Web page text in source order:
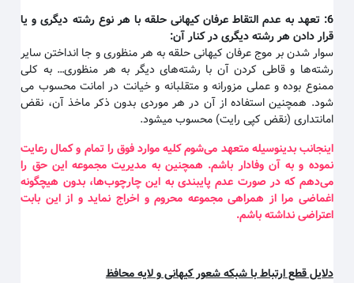
تعهد به عدم التقاط عرفان کیهانی حلقه با هر نوع رشته دیگری و یا
قرار دادن هر رشته دیگری در کنار آن:
سوار شدن بر موج عرفان کیهانی حلقه به هر منظوری و جا انداختن سایر
رشته‌ها و قاطی کردن آن با رشته‌های دیگر به هر منظوری… به کلی
ممنوع بوده و عملی مزورانه و متقلبانه و خیانت در امانت محسوب می
شود. همچنین استفاده از آن در هر موردی بدون ذکر ماخذ آن، نقض
امانتداری (نقض کپی رایت) محسوب میشود.
اینجانب بدینوسیله متعهد می‌شوم کلیه موارد فوق را تمام و کمال رعایت
نموده و به آن وفادار باشم. همچنین به مدیریت مجموعه این حق را
می‌دهم که در صورت عدم پایبندی به این چارچوب‌ها، بدون هیچگونه
اغماضی مرا از همراهی مجموعه محروم و اخراج نماید و از این بابت
اعتراضی نداشته باشم.
دلایل قطع ارتباط با شبکه شعور کیهانی و لایه محافظ